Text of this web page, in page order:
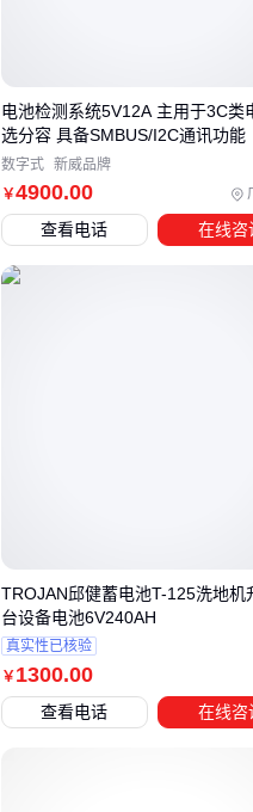
胶体电解液型
这些参数直接关
池，循环寿命每
三、不同场景
对于需要兼顾安
成为新趋势。例
四、铅酸电池系
采购电池只是第
￥4900.00
电池检测系统5V12A 主用于3C类
选分容 具备SMBUS/I2C通讯功能
数字式 新威品牌
查看电话 在线咨
￥ 1300.00
TROJAN邱健蓄电池T-125洗地机
台设备电池6V240AH
真实性已核验
查看电话 在线咨